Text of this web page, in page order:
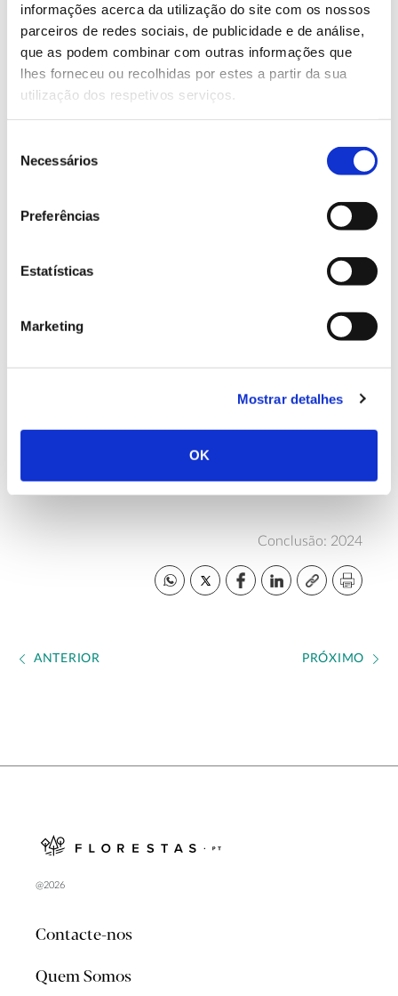
informações acerca da utilização do site com os nossos
parceiros de redes sociais, de publicidade e de análise,
que as podem combinar com outras informações que
lhes forneceu ou recolhidas por estes a partir da sua
utilização dos respetivos serviços.
Necessários
Preferências
Estatísticas
Marketing
Mostrar detalhes
OK
Objetivos
– Descrever as características anatómicas em
árvores jovens dePinus spp. tolerantes e intolerantes
ao nemátodo do pinheiro.
– Avaliar as características dos anéis interiores da
pinheiro.
Faculdade de Ciências da Universidade do Porto,
(Espanha), Universidade de Gales e Universidade da
Mais informações sobre o projeto:
https://qfm.uc.pt/projects/pinewallen/
Conclusão: 2024
ANTERIOR PRÓXIMO
@2026
Contacte-nos
Quem Somos